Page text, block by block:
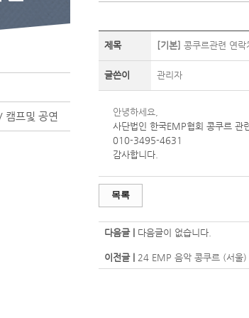
캠프및 공연
제목 [기본] 콩쿠르관련 연락
글쓴이 관리자
안녕하세요,
사단법인 한국EMP협회 콩쿠르 관
010-3495-4631
감사합니다.
목록
다음글 | 다음글이 없습니다.
이전글 | 24 EMP 음악 콩쿠르 (서울